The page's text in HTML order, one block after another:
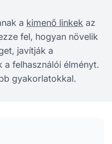
a kimenő linkek az
fel, hogyan növelik
javítják a
a felhasználói élményt.
gyakorlatokkal.